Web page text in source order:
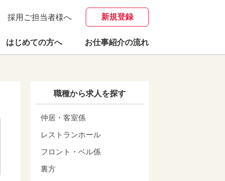
採用ご担当者様へ 新規登録
はじめての方へ お仕事紹介の流れ
職種から求人を探す
仲居・客室係
レストランホール
フロント・ベル係
裏方